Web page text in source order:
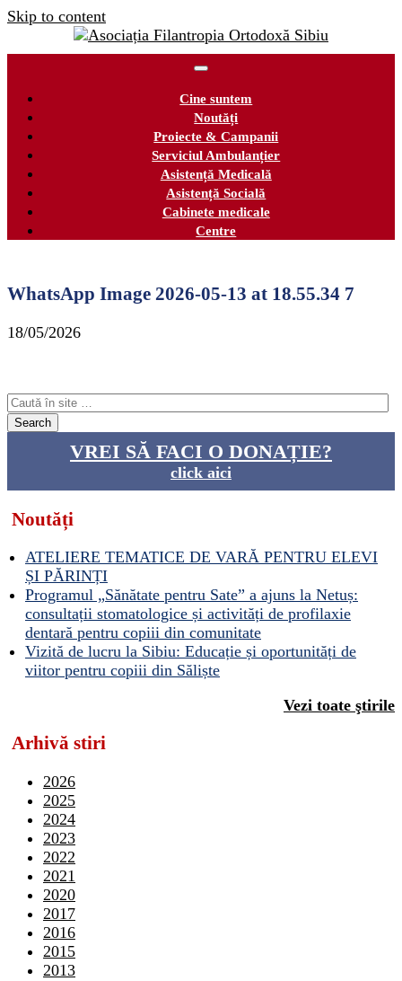
Skip to content
Cine suntem
Noutăți
Proiecte & Campanii
Serviciul Ambulanțier
Asistență Medicală
Asistență Socială
Cabinete medicale
Centre
WhatsApp Image 2026-05-13 at 18.55.34 7
18/05/2026
VREI SĂ FACI O DONAȚIE?
click aici
Noutăți
ATELIERE TEMATICE DE VARĂ PENTRU ELEVI
ȘI PĂRINȚI
Programul „Sănătate pentru Sate” a ajuns la Netuș:
consultații stomatologice și activități de profilaxie
dentară pentru copiii din comunitate
Vizită de lucru la Sibiu: Educație și oportunități de
viitor pentru copiii din Săliște
Vezi toate ştirile
Arhivă stiri
2026
2025
2024
2023
2022
2021
2020
2017
2016
2015
2013